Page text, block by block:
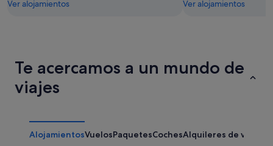
Ver alojamientos Ver alojamientos
Te acercamos a un mundo de
viajes
AlojamientosVuelosPaquetesCochesAlquileres de